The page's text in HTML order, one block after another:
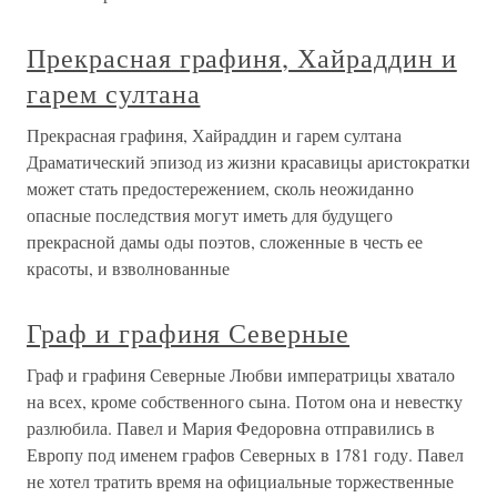
Прекрасная графиня, Хайраддин и
гарем султана
Прекрасная графиня, Хайраддин и гарем султана
Драматический эпизод из жизни красавицы аристократки
может стать предостережением, сколь неожиданно
опасные последствия могут иметь для будущего
прекрасной дамы оды поэтов, сложенные в честь ее
красоты, и взволнованные
Граф и графиня Северные
Граф и графиня Северные Любви императрицы хватало
на всех, кроме собственного сына. Потом она и невестку
разлюбила. Павел и Мария Федоровна отправились в
Европу под именем графов Северных в 1781 году. Павел
не хотел тратить время на официальные торжественные